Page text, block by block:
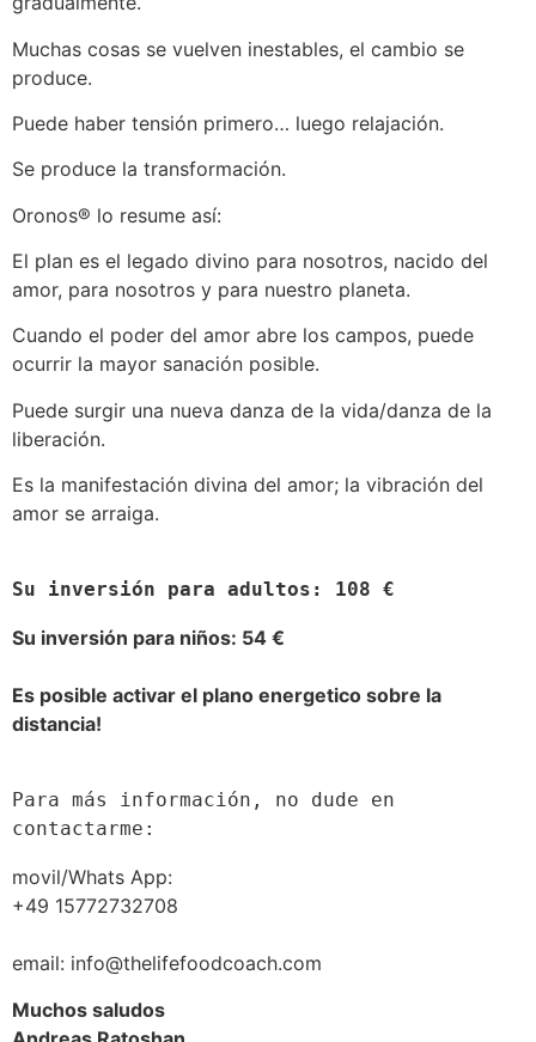
Muchas cosas se vuelven inestables, el cambio se
produce.
Puede haber tensión primero… luego relajación.
Se produce la transformación.
Oronos® lo resume así:
El plan es el legado divino para nosotros, nacido del
amor, para nosotros y para nuestro planeta.
Cuando el poder del amor abre los campos, puede
ocurrir la mayor sanación posible.
Puede surgir una nueva danza de la vida/danza de la
liberación.
Es la manifestación divina del amor; la vibración del
amor se arraiga.
Su inversión para adultos: 108 €
Su inversión para niños: 54 €
Es posible activar el plano energetico sobre la
distancia!
Para más información, no dude en
contactarme:
movil/Whats App:
+49 15772732708
email: info@thelifefoodcoach.com
Muchos saludos